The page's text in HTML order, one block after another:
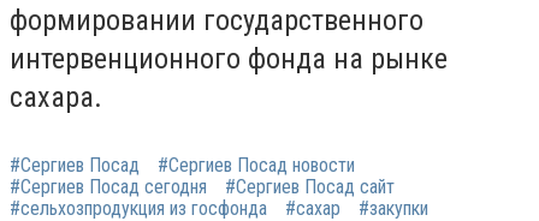
формировании государственного
интервенционного фонда на рынке
сахара.
#Сергиев Посад
#Сергиев Посад новости
#Сергиев Посад сегодня
#Сергиев Посад сайт
#сельхозпродукция из госфонда
#сахар #закупки